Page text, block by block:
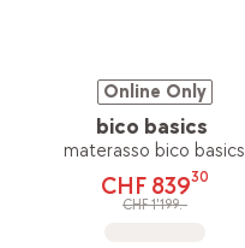
Online Only
bico basics
materasso bico basics
CHF 83930
CHF 1'199.-